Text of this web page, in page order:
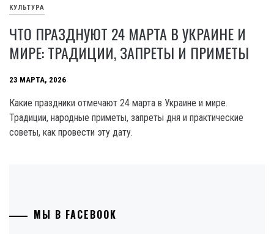
КУЛЬТУРА
ЧТО ПРАЗДНУЮТ 24 МАРТА В УКРАИНЕ И
МИРЕ: ТРАДИЦИИ, ЗАПРЕТЫ И ПРИМЕТЫ
23 МАРТА, 2026
Какие праздники отмечают 24 марта в Украине и мире.
Традиции, народные приметы, запреты дня и практические
советы, как провести эту дату.
МЫ В FACEBOOK